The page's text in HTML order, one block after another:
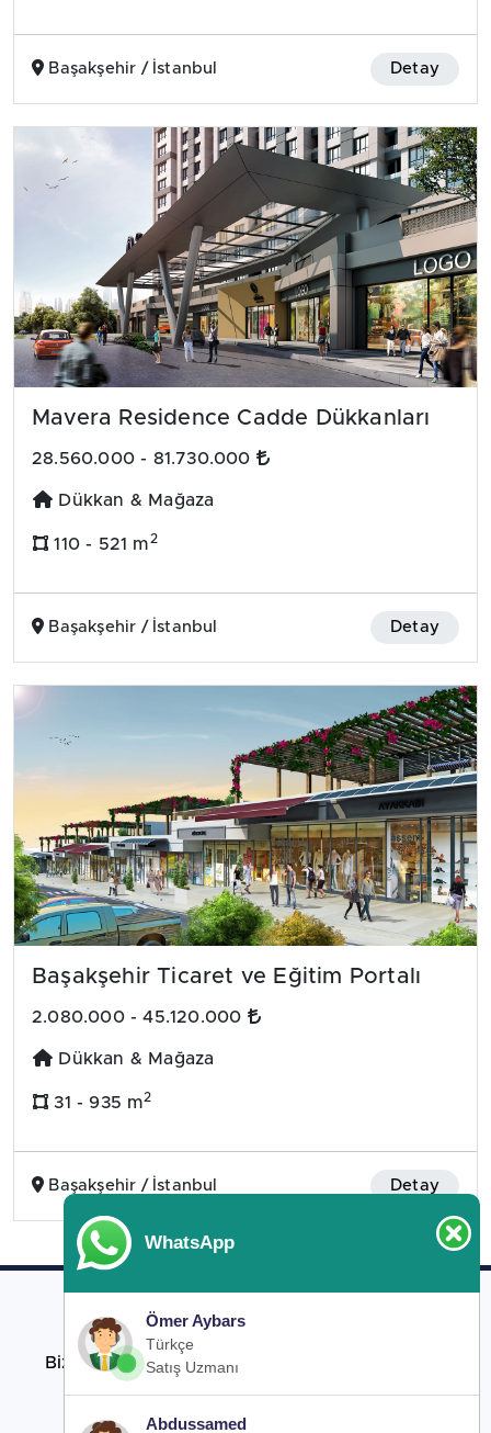
WhatsApp
Ömer Aybars
Türkçe
Satış Uzmanı
Abdussamed
Başakşehir / İstanbul Detay
Mavera Residence Cadde Dükkanları
28.560.000 - 81.730.000
Dükkan & Mağaza
110 - 521 m2
Başakşehir / İstanbul Detay
Başakşehir Ticaret ve Eğitim Portalı
2.080.000 - 45.120.000
Dükkan & Mağaza
31 - 935 m2
Başakşehir / İstanbul Detay
Bizi takip edin
Bizi sosyal medya hesaplarımızdan takip edin.